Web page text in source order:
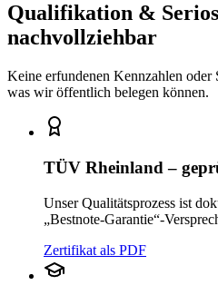
Qualifikation &
nachvollziehbar
Keine erfundenen Kennzahlen oder
was wir öffentlich belegen können.
TÜV Rheinland –
Unser Qualitätsprozess ist
„Bestnote-Garantie“-
Zertifikat als PDF